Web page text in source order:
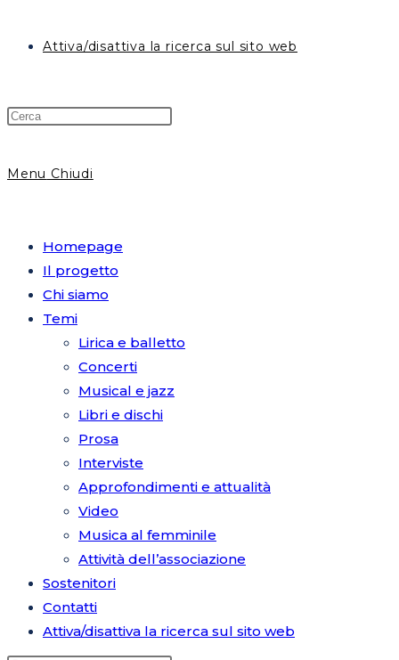
Attiva/disattiva la ricerca sul sito web
Menu Chiudi
Homepage
Il progetto
Chi siamo
Temi
Lirica e balletto
Concerti
Musical e jazz
Libri e dischi
Prosa
Interviste
Approfondimenti e attualità
Video
Musica al femminile
Attività dell’associazione
Sostenitori
Contatti
Attiva/disattiva la ricerca sul sito web